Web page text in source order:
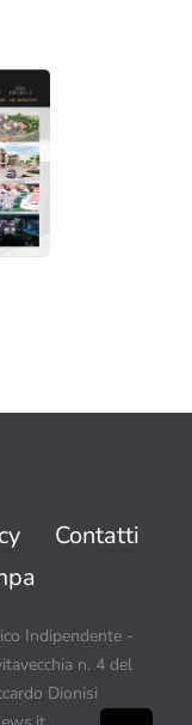
Contatti
Indipendente -
n. 4 del
Dionisi